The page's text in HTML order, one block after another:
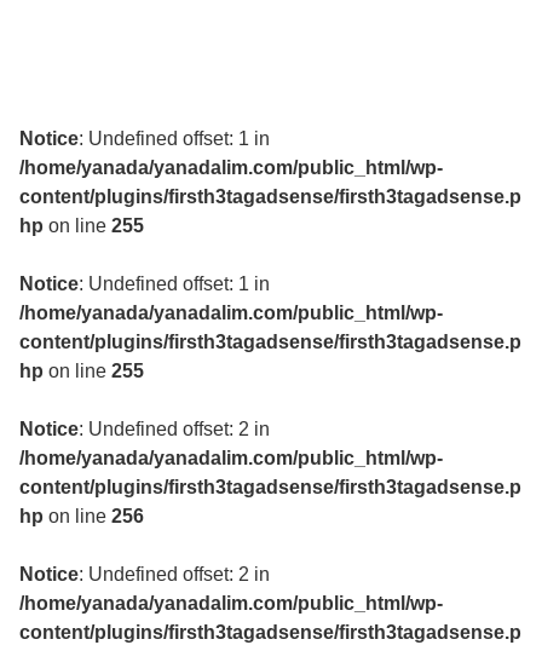
Notice: Undefined offset: 1 in
/home/yanada/yanadalim.com/public_html/wp-
content/plugins/firsth3tagadsense/firsth3tagadsense.p
hp on line255
Notice: Undefined offset: 1 in
/home/yanada/yanadalim.com/public_html/wp-
content/plugins/firsth3tagadsense/firsth3tagadsense.p
hp on line255
Notice: Undefined offset: 2 in
/home/yanada/yanadalim.com/public_html/wp-
content/plugins/firsth3tagadsense/firsth3tagadsense.p
hp on line256
Notice: Undefined offset: 2 in
/home/yanada/yanadalim.com/public_html/wp-
content/plugins/firsth3tagadsense/firsth3tagadsense.p